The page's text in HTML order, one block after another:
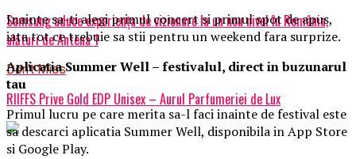
Samsung aduce experiența de vizionare la un nou nivel în România,
alături de Antena 1
Don't Miss
RIIFFS Prive Gold EDP Unisex – Aurul Parfumeriei de Lux
Inainte sa-ti alegi primul concert si primul spot de apus,
iata tot ce trebuie sa stii pentru un weekend fara surprize.
Aplicatia Summer Well– festivalul, direct in buzunarul
tau
Primul lucru pe care merita sa-l faci inainte de festival este
sa descarci aplicatia Summer Well, disponibila in App Store
si Google Play.